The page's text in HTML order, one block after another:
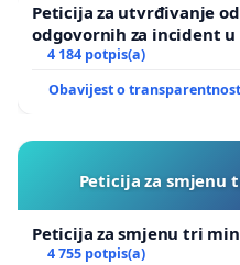
Peticija za utvrđivanje
odgovornih za incident u
Zagreba
4 184 potpis(a)
Obavijest o
Peticija za smjenu
Peticija za smjenu tri
4 755 potpis(a)